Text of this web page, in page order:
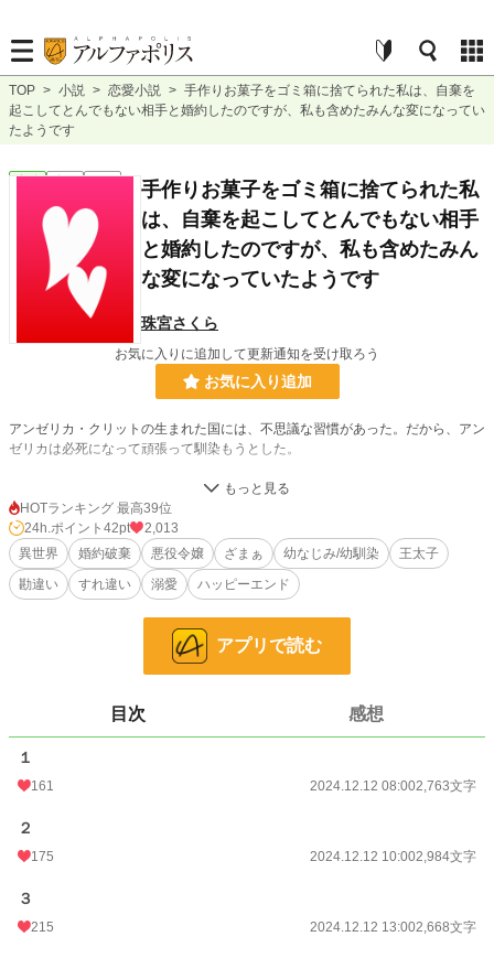
TOP > 小説 > 恋愛小説 > 手作りお菓子をゴミ箱に捨てられた私は、自棄を
起こしてとんでもない相手と婚約したのですが、私も含めたみんな変になってい
たようです
恋愛 完結 短編
手作りお菓子をゴミ箱に捨てられた私
は、自棄を起こしてとんでもない相手
と婚約したのですが、私も含めたみん
な変になっていたようです
珠宮さくら
お気に入りに追加して更新通知を受け取ろう
お気に入り追加
アンゼリカ・クリットの生まれた国には、不思議な習慣があった。だから、アン
ゼリカは必死になって頑張って馴染もうとした。
でも、アンゼリカではそれが難しすぎた。それでも、頑張り続けた結果、みんな
に喜ばれる才能を開花させたはずなのにどうにもおかしな方向に突き進むことに
なった。
加えて好きになった人が最低野郎だとわかり、自棄を起こして婚約した子息も最
低だったりとアンゼリカの周りは、最悪が溢れていたようだ。
17,120 位 / 228,725 件
7,620 位 / 66,355 件
お気に入り
24h.ポイント
文字数
初回公開日時
HOTランキング 最高39位
24h.ポイント 42pt
2,013
異世界
婚約破棄 悪役令嬢 ざまぁ 幼なじみ/幼馴染
王太子
勘違い
すれ違い 溺愛 ハッピーエンド
アプリで読む
目次 感想
１
161 2024.12.12 08:002,763文字
２
175 2024.12.12 10:002,984文字
３
215 2024.12.12 13:002,668文字